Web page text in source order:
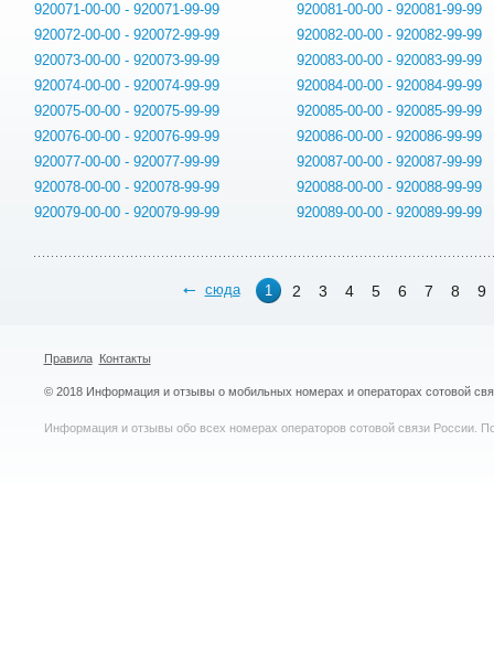
920071-00-00 - 920071-99-99
920072-00-00 - 920072-99-99
920073-00-00 - 920073-99-99
920074-00-00 - 920074-99-99
920075-00-00 - 920075-99-99
920076-00-00 - 920076-99-99
920077-00-00 - 920077-99-99
920078-00-00 - 920078-99-99
920079-00-00 - 920079-99-99
920081-00-00 - 920081-99-99
920082-00-00 - 920082-99-99
920083-00-00 - 920083-99-99
920084-00-00 - 920084-99-99
920085-00-00 - 920085-99-99
920086-00-00 - 920086-99-99
920087-00-00 - 920087-99-99
920088-00-00 - 920088-99-99
920089-00-00 - 920089-99-99
сюда 1 2 3 4 5 6 7 8 9
Правила Контакты
© 2018 Информация и отзывы о мобильных номерах и операторах сотовой
Информация и отзывы обо всех номерах операторов сотовой связи России.